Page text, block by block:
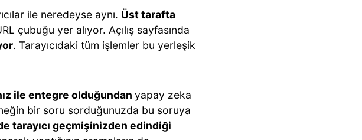
ile neredeyse aynı. Üst tarafta
çubuğu yer alıyor. Açılış sayfasında
. Tarayıcıdaki tüm işlemler bu yerleşik
ile entegre olduğundan yapay zeka
bir soru sorduğunuzda bu soruya
tarayıcı geçmişinizden edindiği